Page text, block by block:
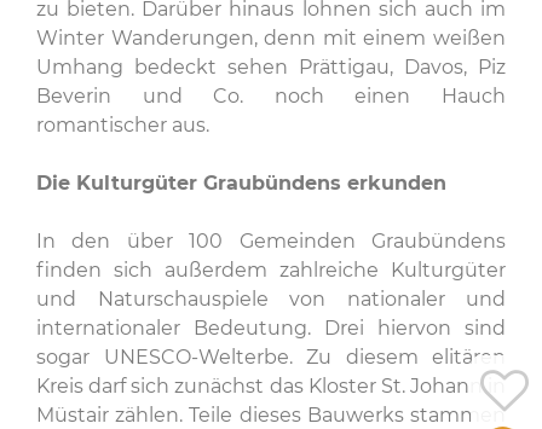
zu bieten. Darüber hinaus lohnen sich auch im
Winter Wanderungen, denn mit einem weißen
Umhang bedeckt sehen Prättigau, Davos, Piz
Beverin und Co. noch einen Hauch
romantischer aus.
Die Kulturgüter Graubündens erkunden
In den über 100 Gemeinden Graubündens
finden sich außerdem zahlreiche Kulturgüter
und Naturschauspiele von nationaler und
internationaler Bedeutung. Drei hiervon sind
sogar UNESCO-Welterbe. Zu diesem elitären
Kreis darf sich zunächst das Kloster St. Johann in
Müstair zählen. Teile dieses Bauwerks stammen